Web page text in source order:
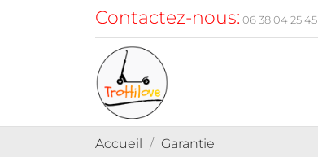
Contactez-nous: 06 38 04 25 45
Accueil Garantie